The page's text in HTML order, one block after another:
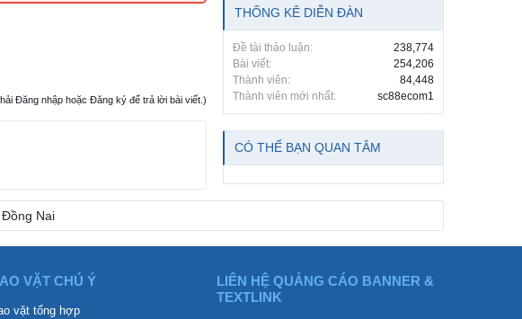
Đăng nhập hoặc Đăng ký để trả lời bài viết.)
THỐNG KÊ DIỄN ĐÀN
Đề tài thảo luận:
238,774
Bài viết:
254,206
Thành viên:
84,448
Thành viên mới nhất:
sc88ecom1
CÓ THỂ BẠN QUAN TÂM
Đồng Nai
VẶT CHÚ Ý
vặt tổng hợp
LIÊN HỆ QUẢNG CÁO BANNER &
TEXTLINK